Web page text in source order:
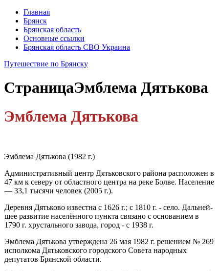
Главная
Брянск
Брянская область
Основные ссылки
Брянская область СВО Украина
Путешествие по Брянску
СтраницаЭмблема Дятькова
Эмблема Дятькова
Эмблема Дятькова (1982 г.)
Административный центр Дятьковского района расположен в
47 км к северу от областного центра на реке Болве. Население
— 33,1 тысячи человек (2005 г.).
Деревня Дятьково известна с 1626 г.; с 1810 г. - село. Дальней­
шее развитие населённого пункта связано с основанием в
1790 г. хрустального завода, город - с 1938 г.
Эмблема Дятькова утверждена 26 мая 1982 г. решением № 269
исполкома Дятьковского городского Совета народных
депутатов Брянской области.